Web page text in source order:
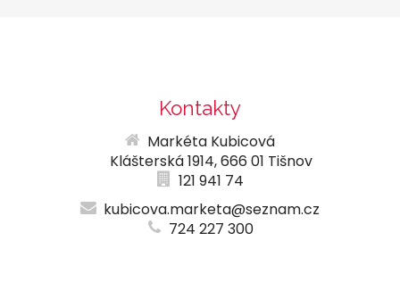
Kontakty
Markéta Kubicová
Klášterská 1914, 666 01 Tišnov
121 941 74
kubicova.marketa@seznam.cz
724 227 300